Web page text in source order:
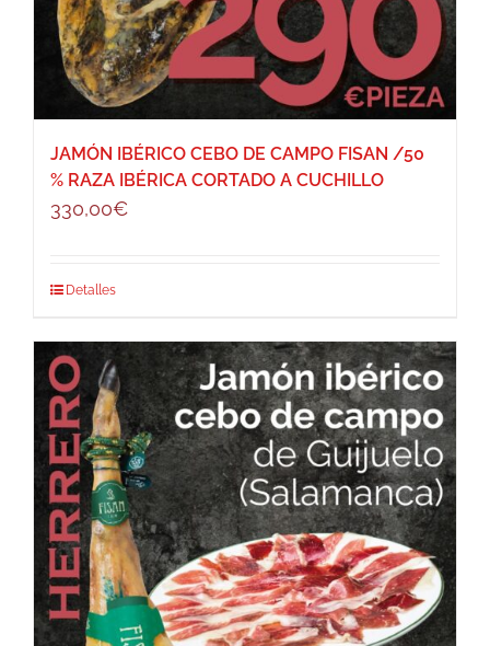
JAMÓN IBÉRICO CEBO DE CAMPO FISAN /50
% RAZA IBÉRICA CORTADO A CUCHILLO
330,00€
Detalles